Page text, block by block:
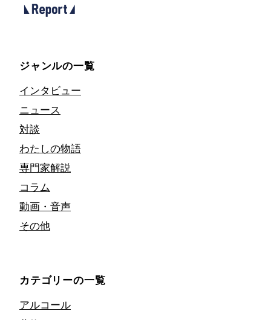
ジャンルの一覧
インタビュー
ニュース
対談
わたしの物語
専門家解説
コラム
動画・音声
その他
カテゴリーの一覧
アルコール